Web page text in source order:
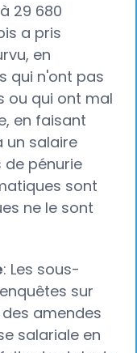
29 680
a pris
en
qui n'ont pas
ou qui ont mal
en faisant
un salaire
de pénurie
sont
ne le sont
: Les sous-
sur
amendes
salariale en